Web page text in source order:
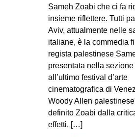
MILANO
MOBILITAZIONI
SPAZI
SPORT
MOVIMENTI
AMBIENTE
ANTIFASCISMO
DIRITTO
Sameh Zoabi che ci fa
insieme riflettere. Tutti
Aviv, attualmente nelle
italiane, è la commedia
regista palestinese
presentata nella
all’ultimo festival d’arte
cinematografica di
Woody Allen
definito Zoabi dalla
effetti, […]